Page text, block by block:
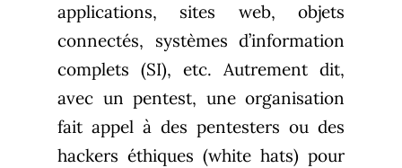
applications, sites web, objets
connectés, systèmes d’information
complets (SI), etc. Autrement dit,
avec un pentest, une organisation
fait appel à des pentesters ou des
hackers éthiques (white hats) pour